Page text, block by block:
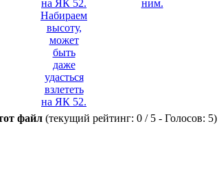
Набираем
высоту,
может
быть
даже
удасться
взлететь
на ЯК 52.
ним.
файл (текущий рейтинг: 0 / 5 - Голосов: 5)